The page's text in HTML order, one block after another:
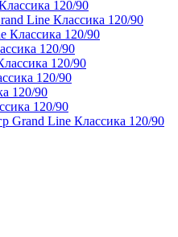
120/90
Line Классика 120/90
Классика 120/90
120/90
120/90
120/90
120/90
120/90
Grand Line Классика 120/90